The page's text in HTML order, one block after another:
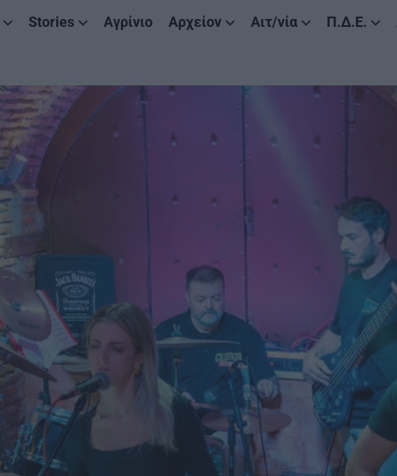
Stories Αγρίνιο Αρχείον Αιτ/νία Π.Δ.Ε.